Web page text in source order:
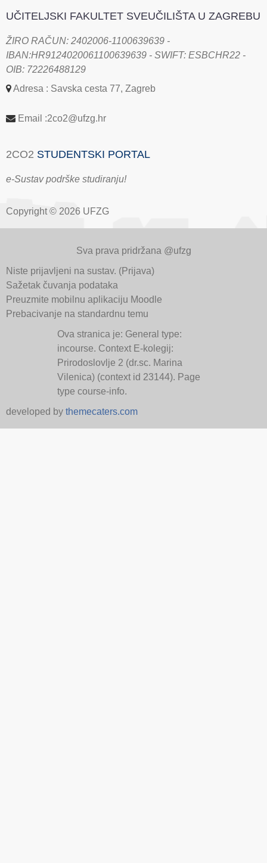
UČITELJSKI FAKULTET SVEUČILIŠTA U ZAGREBU
ŽIRO RAČUN: 2402006-1100639639 -
IBAN:HR9124020061100639639 - SWIFT: ESBCHR22 -
OIB: 72226488129
Adresa : Savska cesta 77, Zagreb
Email :2co2@ufzg.hr
2CO2 STUDENTSKI PORTAL
e-Sustav podrške studiranju!
Copyright © 2026 UFZG
Sva prava pridržana @ufzg
Niste prijavljeni na sustav. (Prijava)
Sažetak čuvanja podataka
Preuzmite mobilnu aplikaciju Moodle
Prebacivanje na standardnu temu
Ova stranica je: General type:
incourse. Context E-kolegij:
Prirodoslovlje 2 (dr.sc. Marina
Vilenica) (context id 23144). Page
type course-info.
developed by themecaters.com